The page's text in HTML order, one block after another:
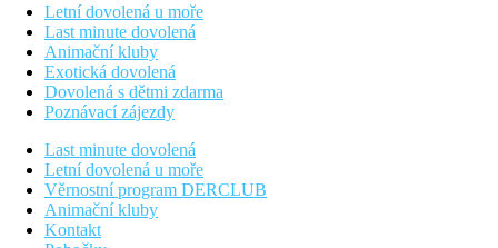
Letní dovolená u moře
Last minute dovolená
Animační kluby
Exotická dovolená
Dovolená s dětmi zdarma
Poznávací zájezdy
Last minute dovolená
Letní dovolená u moře
Věrnostní program DERCLUB
Animační kluby
Kontakt